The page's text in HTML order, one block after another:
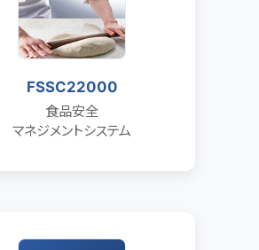
FSSC22000
食品安全
マネジメントシステム